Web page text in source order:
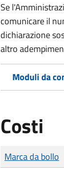
Se
comunicare il
dichiarazione
altro
Moduli da
Costi
Tipo di
Importo
Marca da bollo